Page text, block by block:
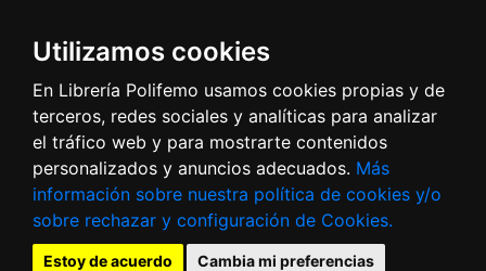
Utilizamos cookies
En Librería Polifemo usamos cookies propias y de
terceros, redes sociales y analíticas para analizar
el tráfico web y para mostrarte contenidos
personalizados y anuncios adecuados. Más
información sobre nuestra política de cookies y/o
sobre rechazar y configuración de Cookies.
Estoy de acuerdo
Cambia mi preferencias